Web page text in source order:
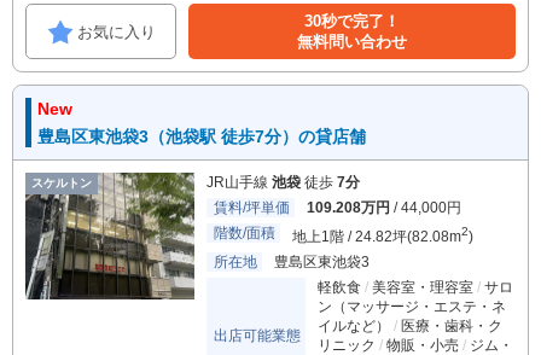
お気に入り
30秒で完了！
無料問い合わせ
New
豊島区東池袋3（池袋駅 徒歩7分）の貸店舗
スケルトン JR山手線 池袋 徒歩 7分
賃料/坪単価
109.208万円 / 44,000円
階数/面積
地上1階 / 24.82坪(82.08m2)
所在地
豊島区東池袋3
出店可能業態
軽飲食 美容室・理容室
サロ
ン（マッサージ・エステ・ネ
イルなど）
医療・歯科・ク
リニック
物販・小売
ジム・